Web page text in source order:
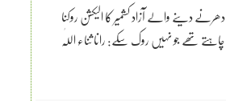
دھرنے دینے والے آزاد کشمیر کا الیکشن روکنا
چاہتے تھے جو نہیں روک سکے: رانا ثناء اللّٰہ